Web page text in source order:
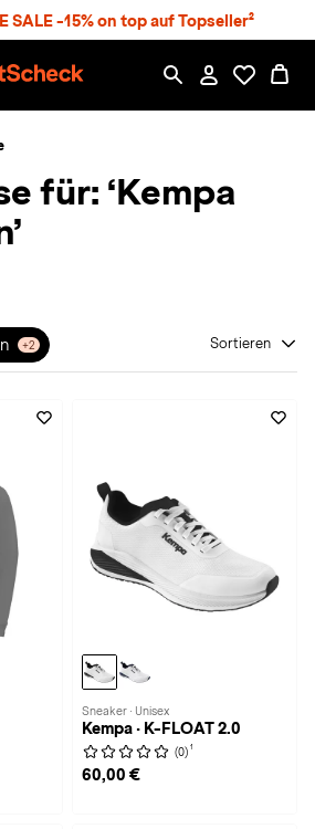
SALE -15% on top auf Topseller²
für: ‘Kempa
+2 Sortieren
Sneaker · Unisex
Kempa · K-FLOAT 2.0
(0) 1
60,00 €